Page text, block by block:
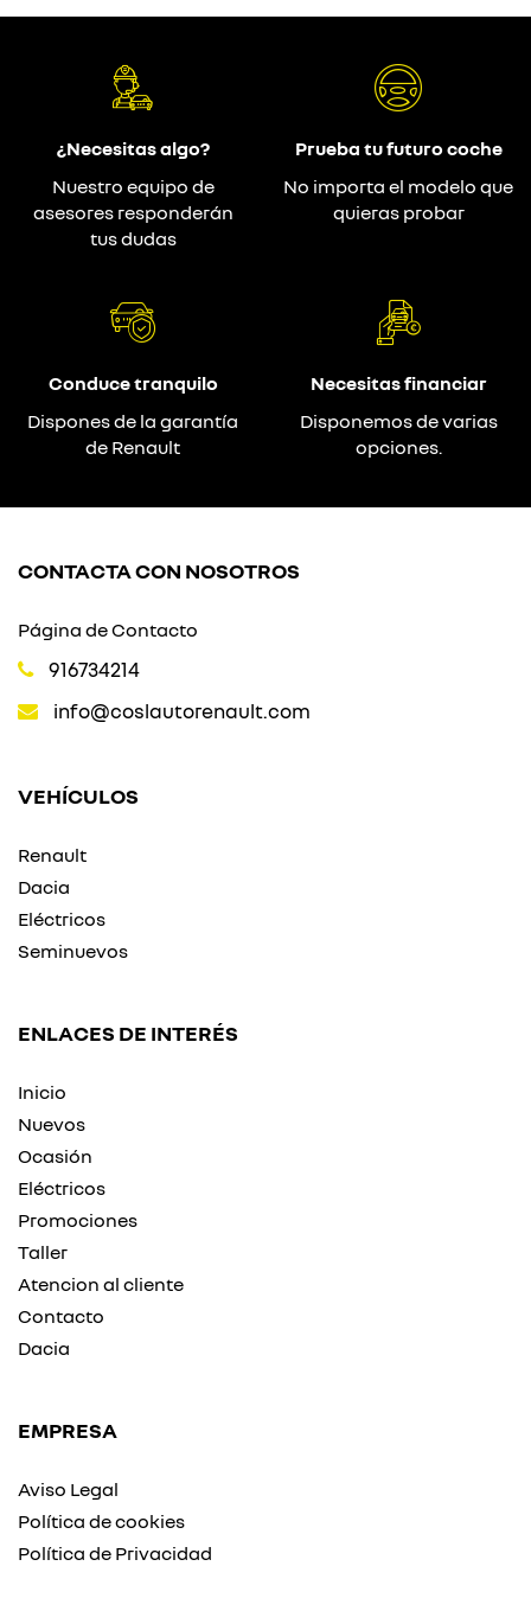
¿Necesitas algo?
Nuestro equipo de
asesores responderán
tus dudas
Prueba tu futuro coche
No importa el modelo que
quieras probar
Conduce tranquilo
Dispones de la garantía
de Renault
Necesitas financiar
Disponemos de varias
opciones.
CONTACTA CON NOSOTROS
Página de Contacto
916734214
info@coslautorenault.com
VEHÍCULOS
Renault
Dacia
Eléctricos
Seminuevos
ENLACES DE INTERÉS
Inicio
Nuevos
Ocasión
Eléctricos
Promociones
Taller
Atencion al cliente
Contacto
Dacia
EMPRESA
Aviso Legal
Política de cookies
Política de Privacidad